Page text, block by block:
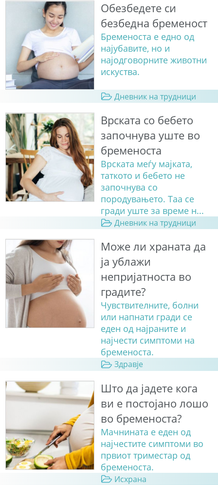
Обезбедете си
безбедна бременост
Бременоста е едно од
најубавите, но и
најодговорните животни
искуства.
Дневник на трудници
Врската со бебето
започнува уште во
бременоста
Врската меѓу мајката,
таткото и бебето не
започнува со
породувањето. Таа се
гради уште за време н...
Дневник на трудници
Може ли храната да
ја ублажи
непријатноста во
градите?
Чувствителните, болни
или напнати гради се
еден од најраните и
најчести симптоми на
бременоста.
Здравје
Што да јадете кога
ви е постојано лошо
во бременоста?
Мачнината е еден од
најчестите симптоми во
првиот триместар од
бременоста.
Исхрана